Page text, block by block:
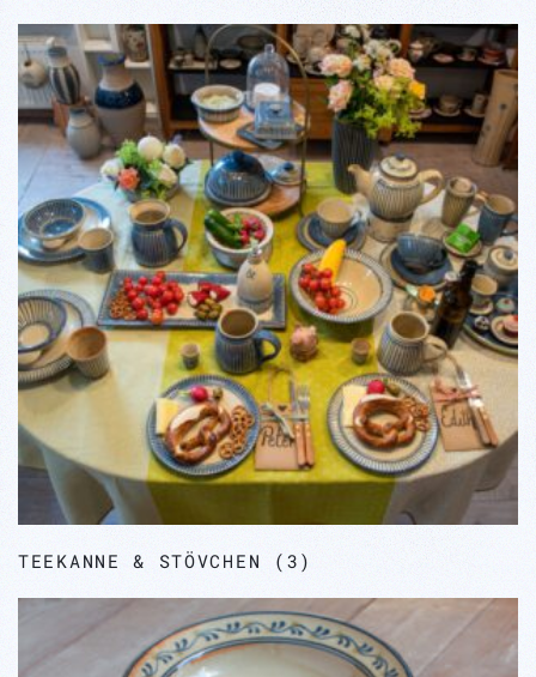
TEEKANNE & STÖVCHEN (3)